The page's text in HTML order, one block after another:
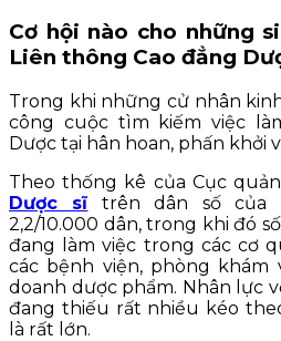
Cơ hội nào cho những
Liên thông Cao đẳng
Trong khi những cử nhân
công cuộc tìm kiếm việc
Dược tại hân hoan, phấn khởi
Theo thống kê của Cục
Dược sĩ trên dân số của
2,2/10.000 dân, trong khi đó
đang làm việc trong các cơ
các bệnh viện, phòng khám
doanh dược phẩm. Nhân lực
đang thiếu rất nhiều kéo
là rất lớn.